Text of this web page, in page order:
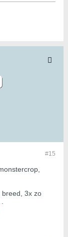
#15
breed, 3x zo